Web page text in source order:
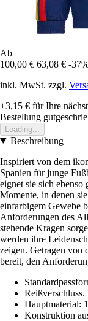
Ab
100,00 € 63,08 € -
inkl. MwSt. zzgl.
+3,15 € für Ihre
Bestellung
Loading...
Beschreibung
Inspiriert von dem
Spanien für junge
eignet sie sich
Momente, in denen
einfarbigem Gewebe
Anforderungen des
stehende Kragen
werden ihre
zeigen. Getragen von
bereit, den
Reißverschluss.
Hauptmaterial:
Konstruktion